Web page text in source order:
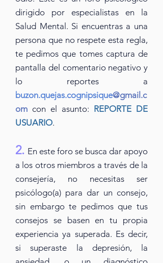
dirigido por especialistas en la
Salud Mental. Si encuentras a una
persona que no respete esta regla,
te pedimos que tomes captura de
pantalla del comentario negativo y
lo reportes a
buzon.quejas.cognipsique@gmail .c
om con el asunto: REPORTE DE
USUARIO.
2. En este foro se busca dar apoyo
a los otros miembros a través de la
consejería, no necesitas ser
psicólogo(a) para dar un consejo,
sin embargo te pedimos que tus
consejos se basen en tu propia
experiencia ya superada. Es decir,
si superaste la depresión, la